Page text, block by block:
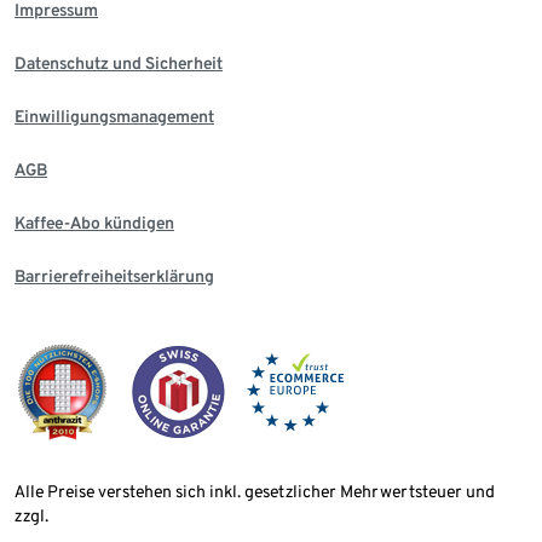
Impressum
Datenschutz und Sicherheit
Einwilligungsmanagement
AGB
Kaffee-Abo kündigen
Barrierefreiheitserklärung
Alle Preise verstehen sich inkl. gesetzlicher Mehrwertsteuer und
zzgl.